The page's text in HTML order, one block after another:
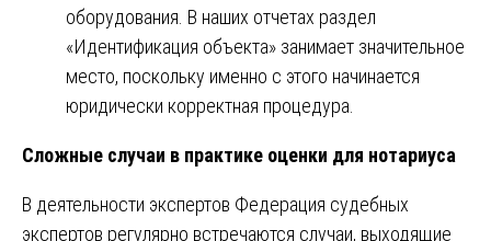
оборудования. В наших отчетах раздел
«Идентификация объекта» занимает значительное
место, поскольку именно с этого начинается
юридически корректная процедура.
Сложные случаи в практике оценки для нотариуса
В деятельности экспертов Федерация судебных
экспертов регулярно встречаются случаи, выходящие